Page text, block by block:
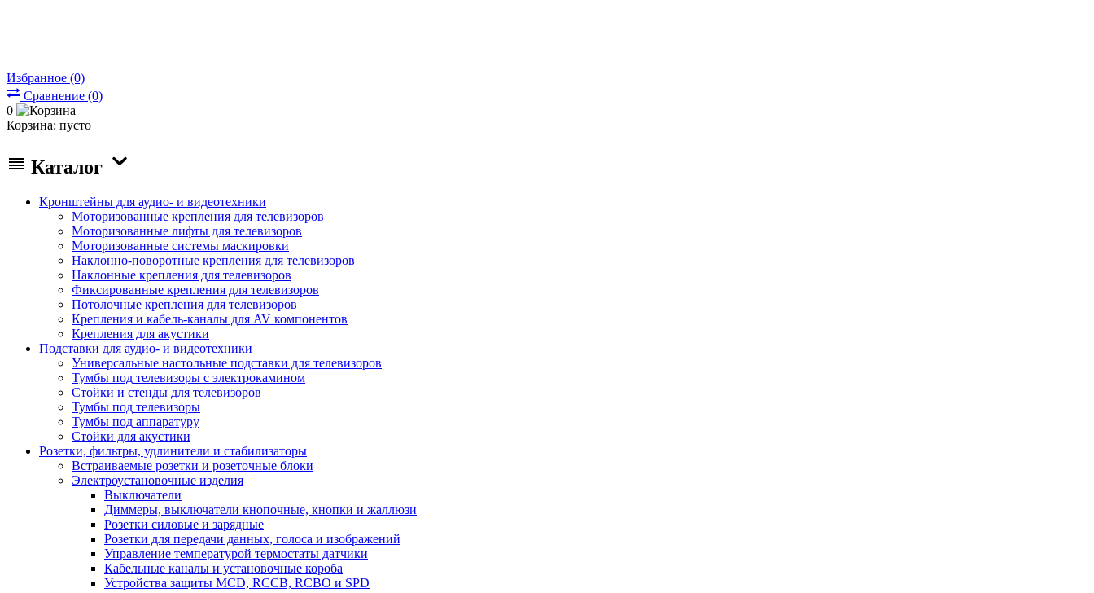
Избранное (0)
Сравнение (0)
0
Корзина: пусто
Каталог
Кронштейны для аудио- и видеотехники
Моторизованные крепления для телевизоров
Моторизованные лифты для телевизоров
Моторизованные системы маскировки
Наклонно-поворотные крепления для телевизоров
Наклонные крепления для телевизоров
Фиксированные крепления для телевизоров
Потолочные крепления для телевизоров
Крепления и кабель-каналы для AV компонентов
Крепления для акустики
Подставки для аудио- и видеотехники
Универсальные настольные подставки для телевизоров
Тумбы под телевизоры с электрокамином
Стойки и стенды для телевизоров
Тумбы под телевизоры
Тумбы под аппаратуру
Стойки для акустики
Розетки, фильтры, удлинители и стабилизаторы
Встраиваемые розетки и розеточные блоки
Электроустановочные изделия
Выключатели
Диммеры, выключатели кнопочные, кнопки и жаллюзи
Розетки силовые и зарядные
Розетки для передачи данных, голоса и изображений
Управление температурой термостаты датчики
Кабельные каналы и установочные короба
Устройства защиты MCD, RCCB, RCBO и SPD